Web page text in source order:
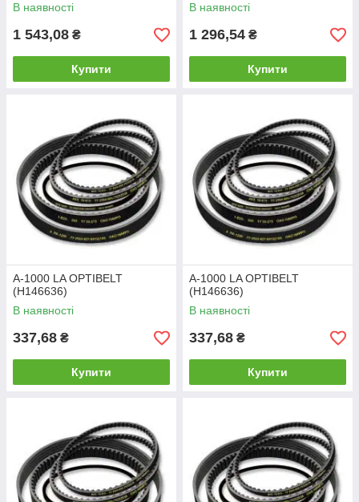
В наявності
1 543,08 ₴
Купити
В наявності
1 296,54 ₴
Купити
А-1000 LA OPTIBELT
(Н146636)
В наявності
337,68 ₴
Купити
А-1000 LA OPTIBELT
(Н146636)
В наявності
337,68 ₴
Купити